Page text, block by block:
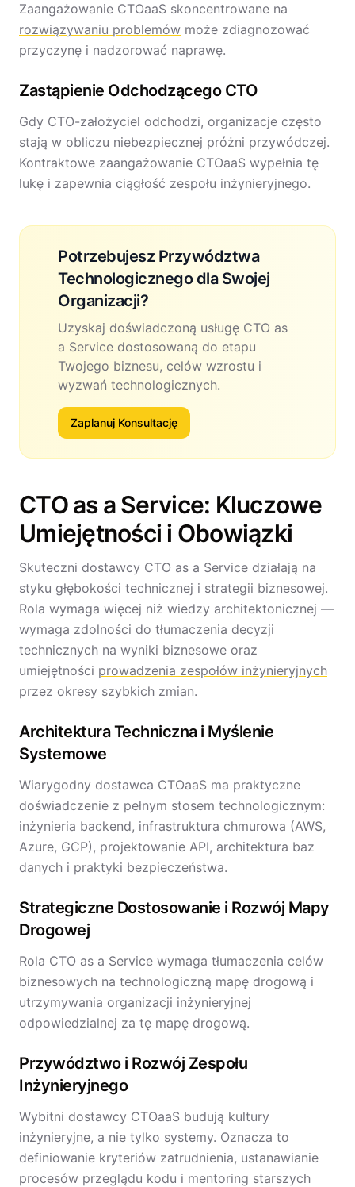
Zaangażowanie CTOaaS skoncentrowane na
rozwiązywaniu problemów może zdiagnozować
przyczynę i nadzorować naprawę.
Zastąpienie Odchodzącego CTO
Gdy CTO-założyciel odchodzi, organizacje często
stają w obliczu niebezpiecznej próżni przywódczej.
Kontraktowe zaangażowanie CTOaaS wypełnia tę
lukę i zapewnia ciągłość zespołu inżynieryjnego.
Potrzebujesz Przywództwa
Technologicznego dla Swojej
Organizacji?
Uzyskaj doświadczoną usługę CTO as
a Service dostosowaną do etapu
Twojego biznesu, celów wzrostu i
wyzwań technologicznych.
Zaplanuj Konsultację
CTO as a Service: Kluczowe
Umiejętności i Obowiązki
Skuteczni dostawcy CTO as a Service działają na
styku głębokości technicznej i strategii biznesowej.
Rola wymaga więcej niż wiedzy architektonicznej —
wymaga zdolności do tłumaczenia decyzji
technicznych na wyniki biznesowe oraz
umiejętności prowadzenia zespołów inżynieryjnych
przez okresy szybkich zmian.
Architektura Techniczna i Myślenie
Systemowe
Wiarygodny dostawca CTOaaS ma praktyczne
doświadczenie z pełnym stosem technologicznym:
inżynieria backend, infrastruktura chmurowa (AWS,
Azure, GCP), projektowanie API, architektura baz
danych i praktyki bezpieczeństwa.
Strategiczne Dostosowanie i Rozwój Mapy
Drogowej
Rola CTO as a Service wymaga tłumaczenia celów
biznesowych na technologiczną mapę drogową i
utrzymywania organizacji inżynieryjnej
odpowiedzialnej za tę mapę drogową.
Przywództwo i Rozwój Zespołu
Inżynieryjnego
Wybitni dostawcy CTOaaS budują kultury
inżynieryjne, a nie tylko systemy. Oznacza to
definiowanie kryteriów zatrudnienia, ustanawianie
procesów przeglądu kodu i mentoring starszych